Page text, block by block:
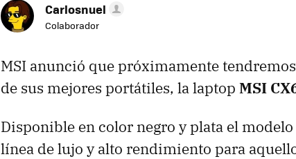
Carlosnuel
Colaborador
MSI anunció que próximamente
de sus mejores portátiles, la laptop MSI
Disponible en color negro y plata el
línea de lujo y alto rendimiento para